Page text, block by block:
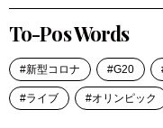
To-Pos Words
新型コロナ G20
ライブ オリンピック